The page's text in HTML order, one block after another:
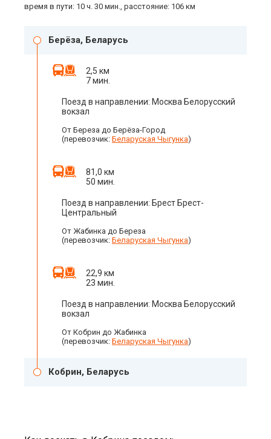
время в пути: 10 ч. 30 мин., расстояние: 106 км
Берёза, Беларусь
2,5 км
7 мин.
Поезд в направлении: Москва Белорусский
вокзал
От Береза до Берёза-Город
(перевозчик: Беларуская Чыгунка)
81,0 км
50 мин.
Поезд в направлении: Брест Брест-
Центральный
От Жабинка до Береза
(перевозчик: Беларуская Чыгунка)
22,9 км
23 мин.
Поезд в направлении: Москва Белорусский
вокзал
От Кобрин до Жабинка
(перевозчик: Беларуская Чыгунка)
Кобрин, Беларусь